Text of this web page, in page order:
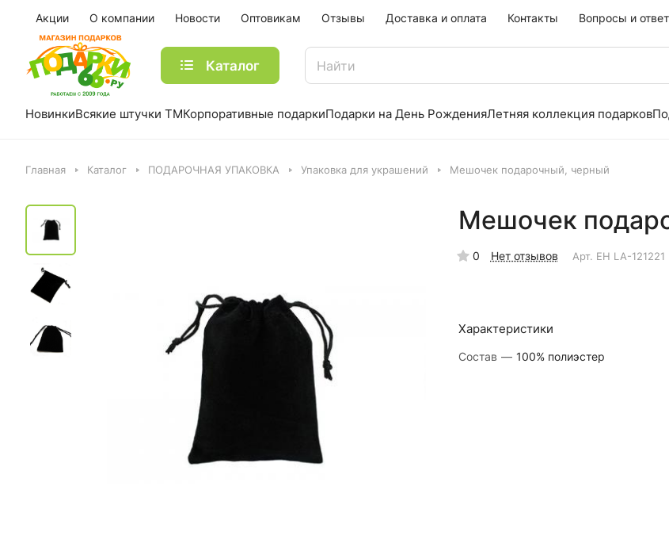
Акции О компании Новости Оптовикам Отзывы Доставка и оплата Контакты Вопросы и
Каталог
НовинкиВсякие штучки ТМКорпоративные подаркиПодарки на День РожденияЛетняя коллекция подарков
Главная Каталог ПОДАРОЧНАЯ УПАКОВКА Упаковка для украшений Мешочек подарочный, черный
Мешочек
0 Нет отзывов Арт. EH LA-121221
Характеристики
Состав — 100% полиэстер